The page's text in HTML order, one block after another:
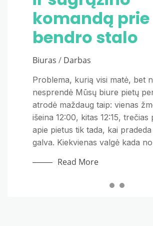
komandą prie
bendro stalo
Biuras / Darbas
Problema, kurią visi matė, bet
nesprendė Mūsų biure pietų
atrodė maždaug taip: vienas
išeina 12:00, kitas 12:15, trečias
apie pietus tik tada, kai pradeda
galva. Kiekvienas valgė kada
Read More
Teniso infrastruktūra ir
Lietuvoje Lietuvoje veikia
kortų ir kompleksų, nuo atvirų
aikštelių parkuose iki modernių,
kontrole ir profesionaliu
Vilnius ir Kaunas turi geriausią...
Read More
žiemą
Nekilnojamas turtas
Žiemos sezono artėjimas kasmet
dujinį katilą į šilumos siurblį, ar
palikti viską kaip yra. 2026-ieji
atžvilgiu nėra išskirtiniai, tačiau
aplinkybės pasikeitė tiek, kad...
Read More